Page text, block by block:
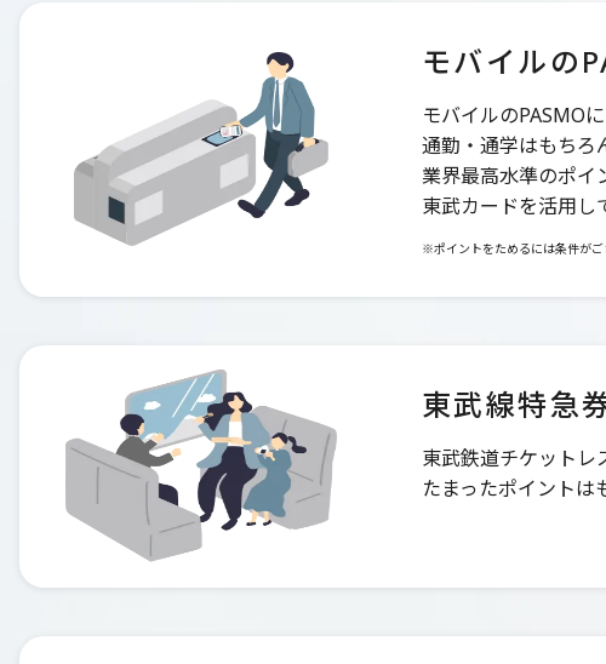
モバイルの
モバイルのPASMO
通勤・通学はもちろ
業界最高水準のポイ
東武カードを活用し
※ポイントをためるには条件が
東武線特急
東武鉄道チケットレ
たまったポイントは